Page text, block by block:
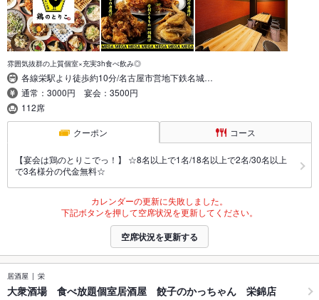
雰囲気抜群の上質個室×充実3h食べ飲み◎
各線栄駅より徒歩約10分/名古屋市営地下鉄名城…
通常：3000円 宴会：3500円
112席
クーポン コース
【宴会は鶏のとりこでっ！】 ☆8名以上で1名/18名以上で2名/30名以上
で3名様分の代金無料☆
カレンダーの更新に失敗しました。
下記ボタンを押して空席状況を更新してください。
空席状況を更新する
居酒屋 栄
大衆酒場 食べ放題個室居酒屋 餃子のかっちゃん 栄錦店